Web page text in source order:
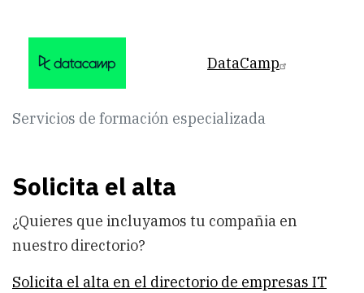
Servicios de formación especializada
DataCamp
Solicita el alta
¿Quieres que incluyamos tu compañia en
nuestro directorio?
Solicita el alta en el directorio de empresas IT